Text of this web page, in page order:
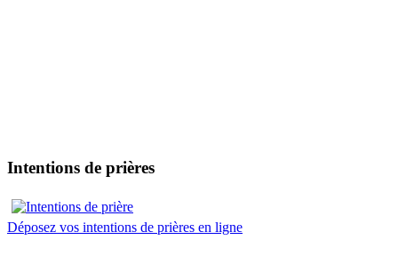
Intentions de prières
Déposez vos intentions de prières en ligne